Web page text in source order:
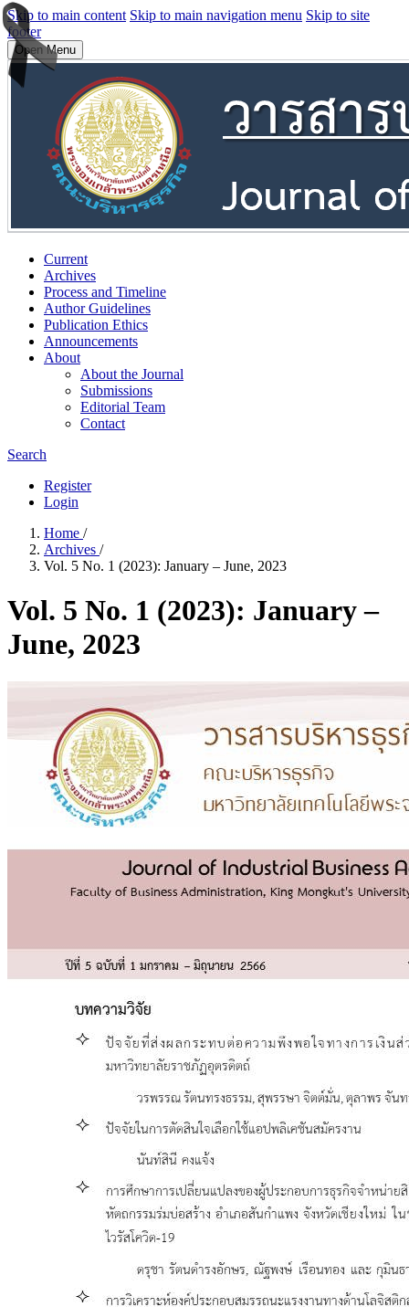
Skip to main content Skip to main navigation menu Skip to site
footer
Open Menu
Current
Archives
Process and Timeline
Author Guidelines
Publication Ethics
Announcements
About
About the Journal
Submissions
Editorial Team
Contact
Search
Register
Login
Home /
Archives /
Vol. 5 No. 1 (2023): January – June, 2023
Vol. 5 No. 1 (2023): January –
June, 2023